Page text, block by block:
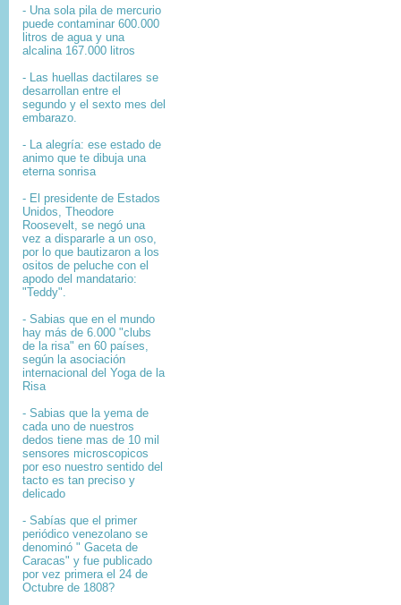
- Una sola pila de mercurio
puede contaminar 600.000
litros de agua y una
alcalina 167.000 litros
- Las huellas dactilares se
desarrollan entre el
segundo y el sexto mes del
embarazo.
- La alegría: ese estado de
animo que te dibuja una
eterna sonrisa
- El presidente de Estados
Unidos, Theodore
Roosevelt, se negó una
vez a dispararle a un oso,
por lo que bautizaron a los
ositos de peluche con el
apodo del mandatario:
"Teddy".
- Sabias que en el mundo
hay más de 6.000 "clubs
de la risa" en 60 países,
según la asociación
internacional del Yoga de la
Risa
- Sabias que la yema de
cada uno de nuestros
dedos tiene mas de 10 mil
sensores microscopicos
por eso nuestro sentido del
tacto es tan preciso y
delicado
- Sabías que el primer
periódico venezolano se
denominó " Gaceta de
Caracas" y fue publicado
por vez primera el 24 de
Octubre de 1808?